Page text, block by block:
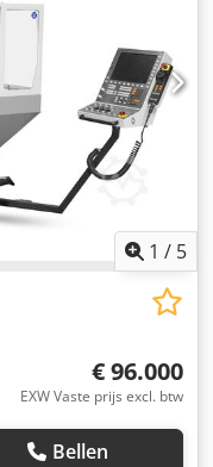
1 / 5
€ 96.000
EXW Vaste prijs excl. btw
Bellen